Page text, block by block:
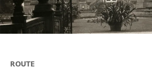
ROUTE